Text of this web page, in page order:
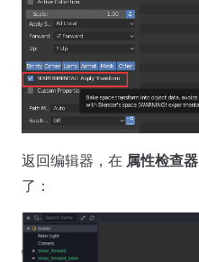
返回编辑器，在 属性检查器
了：